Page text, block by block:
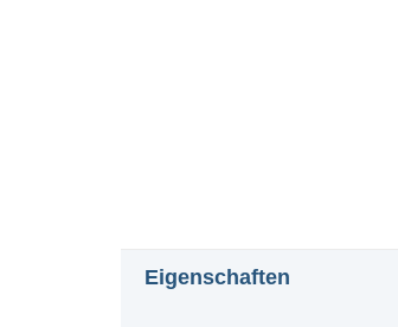
Eigenschaften